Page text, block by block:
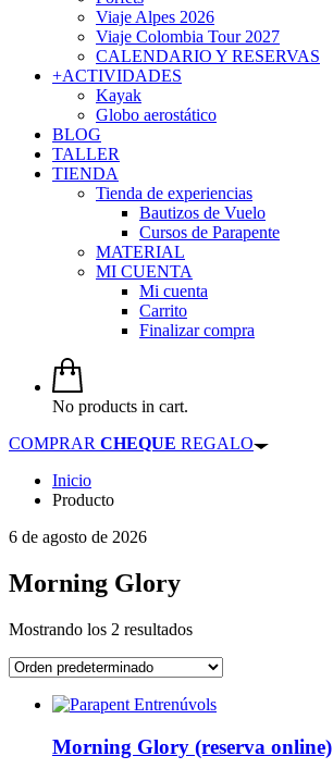
Viaje Alpes 2026
Viaje Colombia Tour 2027
CALENDARIO Y RESERVAS
+ACTIVIDADES
Kayak
Globo aerostático
BLOG
TALLER
TIENDA
Tienda de experiencias
Bautizos de Vuelo
Cursos de Parapente
MATERIAL
MI CUENTA
Mi cuenta
Carrito
Finalizar compra
No products in cart.
COMPRAR CHEQUE REGALO
Inicio
Producto
6 de agosto de 2026
Morning Glory
Mostrando los 2 resultados
Morning Glory (reserva online)